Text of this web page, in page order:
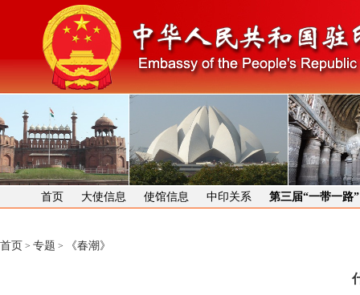
首页 大使信息 使馆信息 中印关系 第三届“一带一路
首页 > 专题 > 《春潮》